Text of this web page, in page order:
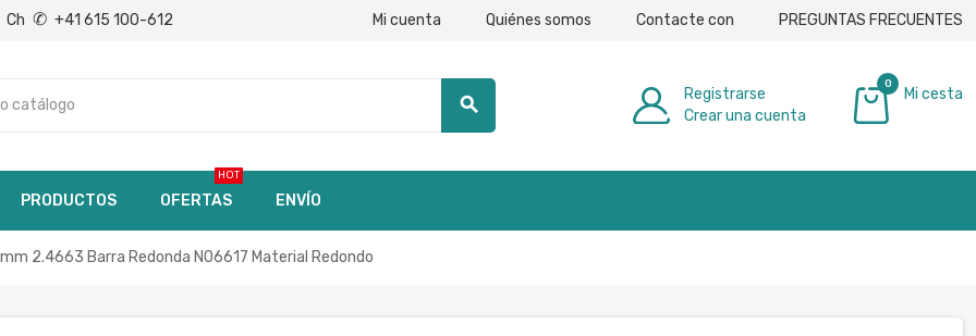
Ch ✆ +41 615 100-612 Mi cuenta Quiénes somos Contacte con PREGUNTAS FRECUENTES
search
Registrarse
Crear una cuenta
0
Mi cesta
PRODUCTOS OFERTAS
HOT
ENVÍO
2.4663 Barra Redonda N06617 Material Redondo